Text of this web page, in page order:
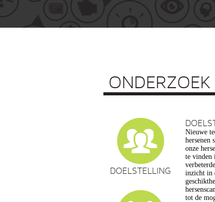
ONDERZOEK
DOELSTELLING
Nieuwe
hersenen
onze
te vinden
inzicht in
tot de
vragen
privacy,
en
een extra
de